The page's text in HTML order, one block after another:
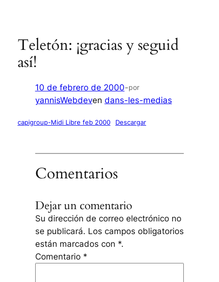
Teletón: ¡gracias y seguid
así!
10 de febrero de 2000-por
yannisWebdeven dans-les-medias
capigroup-Midi Libre feb 2000 Descargar
Comentarios
Dejar un comentario
Su dirección de correo electrónico no
se publicará. Los campos obligatorios
están marcados con *.
Comentario *